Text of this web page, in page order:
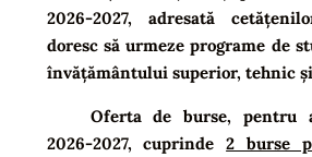
2026-2027, adresată
doresc să urmeze programe de
învățământului superior, tehnic
Oferta de burse, pentru
2026-2027, cuprinde2 burse